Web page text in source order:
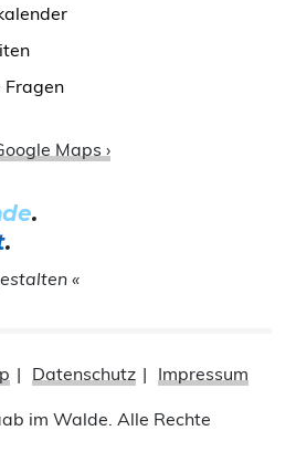
Fragen
Maps ›
.
.
«
Datenschutz Impressum
im Walde. Alle Rechte